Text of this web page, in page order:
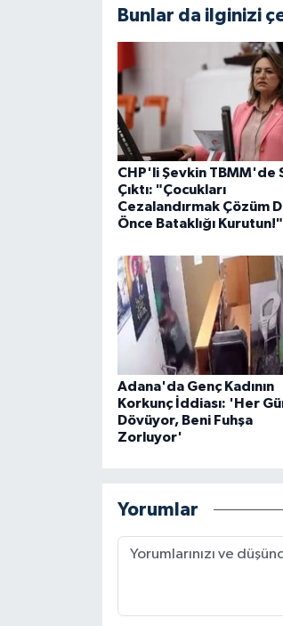
Bunlar da ilginizi
CHP'li Şevkin TBMM'de
Çıktı: "Çocukları
Cezalandırmak Çözüm
Önce Bataklığı Kurutun!"
Adana'da Genç Kadının
Korkunç İddiası: 'Her
Dövüyor, Beni Fuhşa
Zorluyor'
Yorumlar